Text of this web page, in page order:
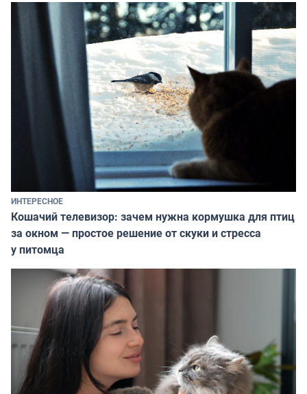
ИНТЕРЕСНОЕ
Кошачий телевизор: зачем нужна кормушка для птиц
за окном — простое решение от скуки и стресса
у питомца